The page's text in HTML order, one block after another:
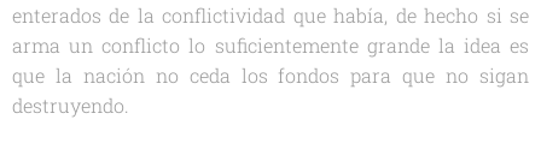
enterados de la conflictividad que había, de hecho si se
arma un conflicto lo suficientemente grande la idea es
que la nación no ceda los fondos para que no sigan
destruyendo.